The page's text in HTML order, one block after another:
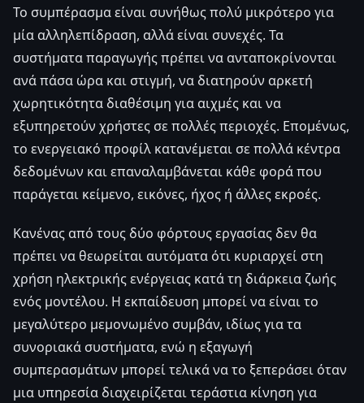
Το συμπέρασμα είναι συνήθως πολύ μικρότερο για
μία αλληλεπίδραση, αλλά είναι συνεχές. Τα
συστήματα παραγωγής πρέπει να ανταποκρίνονται
ανά πάσα ώρα και στιγμή, να διατηρούν αρκετή
χωρητικότητα διαθέσιμη για αιχμές και να
εξυπηρετούν χρήστες σε πολλές περιοχές. Επομένως,
το ενεργειακό προφίλ κατανέμεται σε πολλά κέντρα
δεδομένων και επαναλαμβάνεται κάθε φορά που
παράγεται κείμενο, εικόνες, ήχος ή άλλες εκροές.
Κανένας από τους δύο φόρτους εργασίας δεν θα
πρέπει να θεωρείται αυτόματα ότι κυριαρχεί στη
χρήση ηλεκτρικής ενέργειας κατά τη διάρκεια ζωής
ενός μοντέλου. Η εκπαίδευση μπορεί να είναι το
μεγαλύτερο μεμονωμένο συμβάν, ιδίως για τα
συνοριακά συστήματα, ενώ η εξαγωγή
συμπερασμάτων μπορεί τελικά να το ξεπεράσει όταν
μια υπηρεσία διαχειρίζεται τεράστια κίνηση για